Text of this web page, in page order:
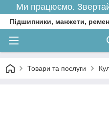
Ми працюємо.
Підшипники, манжети,
Товари та послуги